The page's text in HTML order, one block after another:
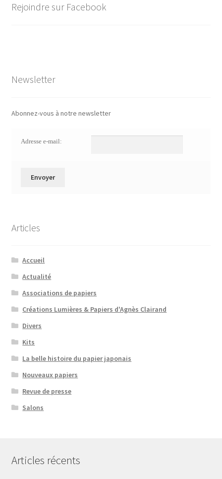
Rejoindre sur Facebook
Newsletter
Abonnez-vous à notre newsletter
Adresse e-mail:
Articles
Accueil
Actualité
Associations de papiers
Créations Lumières & Papiers d'Agnès Clairand
Divers
Kits
La belle histoire du papier japonais
Nouveaux papiers
Revue de presse
Salons
Articles récents